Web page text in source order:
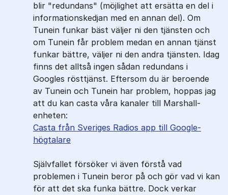
blir "redundans" (möjlighet att ersätta en del i
informationskedjan med en annan del). Om
Tunein funkar bäst väljer ni den tjänsten och
om Tunein får problem medan en annan tjänst
funkar bättre, väljer ni den andra tjänsten. Idag
finns det alltså ingen sådan redundans i
Googles rösttjänst. Eftersom du är beroende
av Tunein och Tunein har problem, hoppas jag
att du kan casta våra kanaler till Marshall-
enheten:
Casta från Sveriges Radios app till Google-
högtalare
Självfallet försöker vi även förstå vad
problemen i Tunein beror på och gör vad vi kan
för att det ska funka bättre. Dock verkar